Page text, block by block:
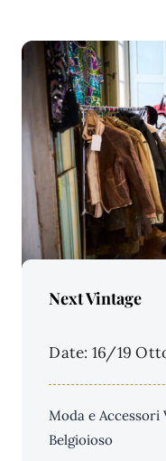
Next Vintage
Date: 16/19
Moda e Accessori
Belgioioso